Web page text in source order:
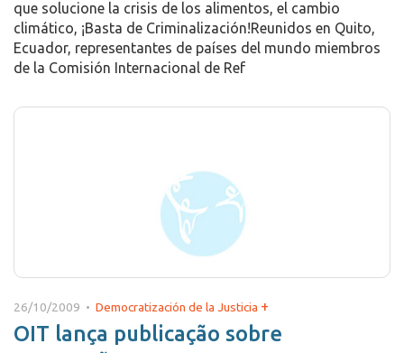
que solucione la crisis de los alimentos, el cambio
climático, ¡Basta de Criminalización!Reunidos en Quito,
Ecuador, representantes de países del mundo miembros
de la Comisión Internacional de Ref
26/10/2009 • Democratización de la Justicia +
OIT lança publicação sobre